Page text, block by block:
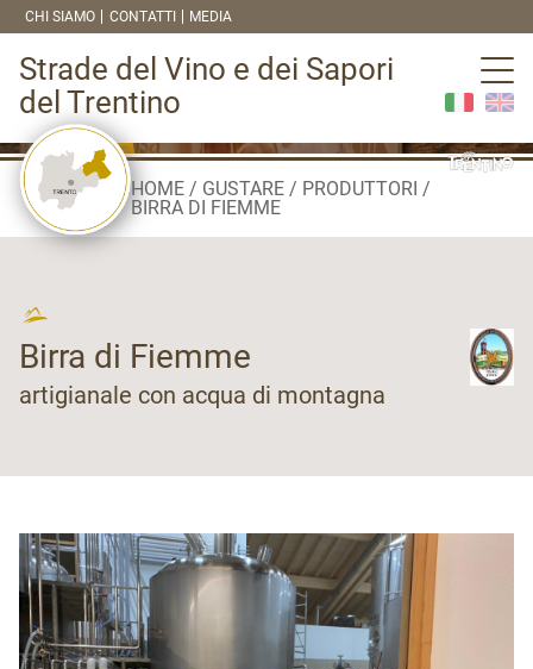
CHI SIAMO CONTATTI MEDIA
Strade del Vino e dei Sapori
del Trentino
HOME GUSTARE
PRODUTTORI
BIRRA DI FIEMME
Birra di Fiemme
artigianale con acqua di montagna